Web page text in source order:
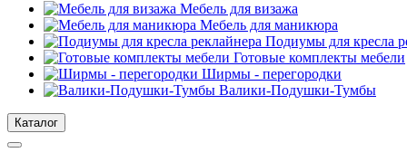
Мебель для визажа
Мебель для маникюра
Подиумы для кресла
Готовые комплекты мебели
Ширмы - перегородки
Валики-Подушки-Тумбы
Каталог